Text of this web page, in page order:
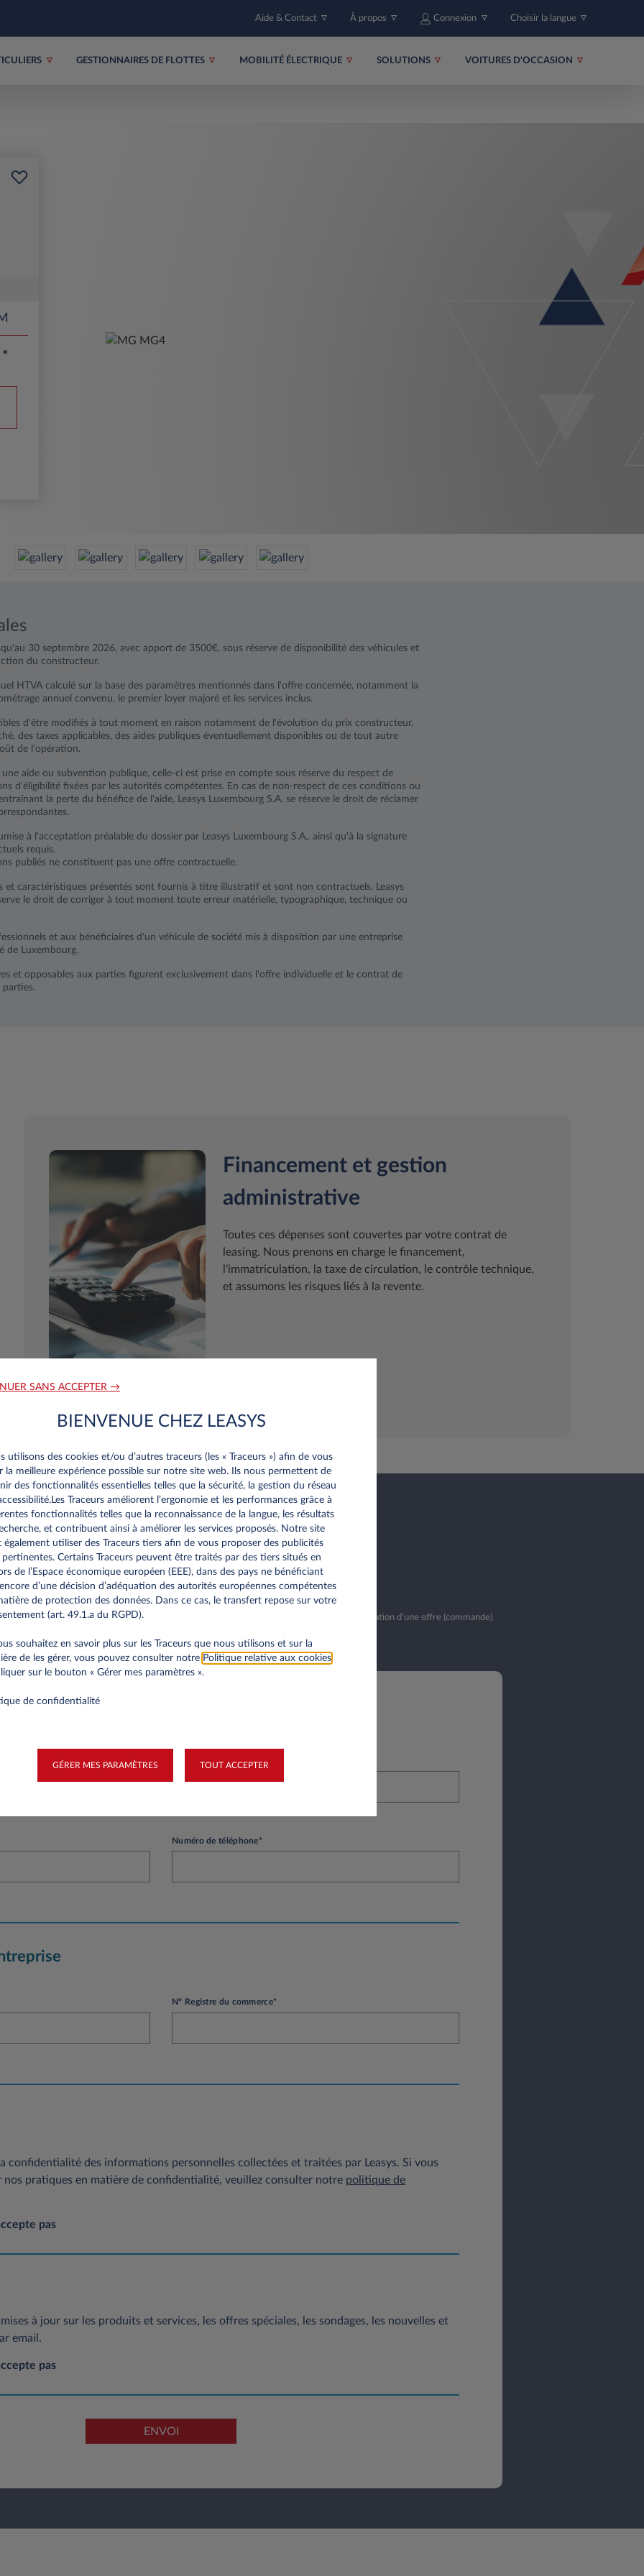
Aide & Contact À propos Connexion Choisir la langue
GESTIONNAIRES DE FLOTTES MOBILITÉ ÉLECTRIQUE SOLUTIONS VOITURES D'OCCASION
30 septembre 2026, avec apport de 3500€, sous réserve de disponibilité des véhicules et
du constructeur.
HTVA calculé sur la base des paramètres mentionnés dans l'offre concernée, notamment la
annuel convenu, le premier loyer majoré et les services inclus.
d'être modifiés à tout moment en raison notamment de l'évolution du prix constructeur,
des taxes applicables, des aides publiques éventuellement disponibles ou de tout autre
de l'opération.
une aide ou subvention publique, celle-ci est prise en compte sous réserve du respect de
d'éligibilité fixées par les autorités compétentes. En cas de non-respect de ces conditions ou
la perte du bénéfice de l'aide, Leasys Luxembourg S.A. se réserve le droit de réclamer
à l'acceptation préalable du dossier par Leasys Luxembourg S.A., ainsi qu'à la signature
requis.
publiés ne constituent pas une offre contractuelle.
et caractéristiques présentés sont fournis à titre illustratif et sont non contractuels. Leasys
le droit de corriger à tout moment toute erreur matérielle, typographique, technique ou
et aux bénéficiaires d'un véhicule de société mis à disposition par une entreprise
de Luxembourg.
et opposables aux parties figurent exclusivement dans l'offre individuelle et le contrat de
parties.
Financement et gestion
administrative
Toutes ces dépenses sont couvertes par votre contrat de
leasing. Nous prenons en charge le financement,
l'immatriculation, la taxe de circulation, le contrôle technique,
et assumons les risques liés à la revente.
personnalisee
du Luxembourg
d’existence?
société aura plus d'un an d’existence et que vos premiers bilans seront publiés. La validation d’une offre (commande)
crédit par Leasys Luxembourg.
Numéro de téléphone*
N° Registre du commerce*
la confidentialité des informations personnelles collectées et traitées par Leasys. Si vous
nos pratiques en matière de confidentialité, veuillez consulter notre politique de
pas
à jour sur les produits et services, les offres spéciales, les sondages, les nouvelles et
email.
pas
ENVOI
SANS ACCEPTER →
BIENVENUE CHEZ LEASYS
utilisons des cookies et/ou d’autres traceurs (les « Traceurs ») afin de vous
la meilleure expérience possible sur notre site web. Ils nous permettent de
des fonctionnalités essentielles telles que la sécurité, la gestion du réseau
Traceurs améliorent l’ergonomie et les performances grâce à
fonctionnalités telles que la reconnaissance de la langue, les résultats
et contribuent ainsi à améliorer les services proposés. Notre site
également utiliser des Traceurs tiers afin de vous proposer des publicités
pertinentes. Certains Traceurs peuvent être traités par des tiers situés en
de l’Espace économique européen (EEE), dans des pays ne bénéficiant
d’une décision d’adéquation des autorités européennes compétentes
de protection des données. Dans ce cas, le transfert repose sur votre
(art. 49.1.a du RGPD).
souhaitez en savoir plus sur les Traceurs que nous utilisons et sur la
de les gérer, vous pouvez consulter notre Politique relative aux cookies
sur le bouton « Gérer mes paramètres ».
de confidentialité
GÉRER MES PARAMÈTRES TOUT ACCEPTER